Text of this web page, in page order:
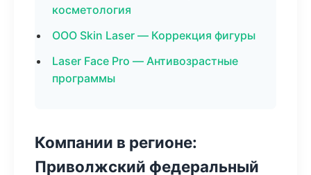
косметология
ООО Skin Laser — Коррекция фигуры
Laser Face Pro — Антивозрастные
программы
Компании в регионе:
Приволжский федеральный